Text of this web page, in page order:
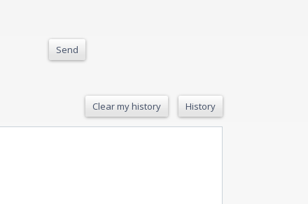
Send
Clear my history History